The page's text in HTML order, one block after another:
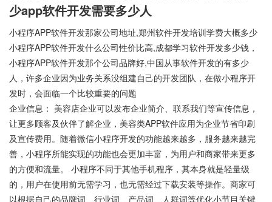
少app软件开发需要多少人
小程序APP软件开发那家公司地址,郑州软件开发培训学费大概多少
小程序APP软件开发什么公司性价比高,成都学习软件开发多少钱，
小程序APP软件开发那个公司品牌好,中国从事软件开发的有多少
人，许多企业因为业务关系没组建自己的开发团队，在做小程序开
发时，会面临一个比较重要的问题
企业信息： 美容店企业可以发布企业简介、联系我们等宣传信息，
让更多顾客及伙伴了解企业，美容类APP软件应用为企业节省印刷
及宣传费用。随着微信小程序开发的功能越来越多，服务越来越完
善，小程序所能实现的功能也会更加丰富，为用户和商家带来更多
的方便和流量。 小程序不同于其他手机程序，其本身就是轻量级
的，用户在使用前无需学习，也无需经过下载安装等操作。商家可
以根据自己的品牌词、行业词、产品词、人群词等优化小节目关键